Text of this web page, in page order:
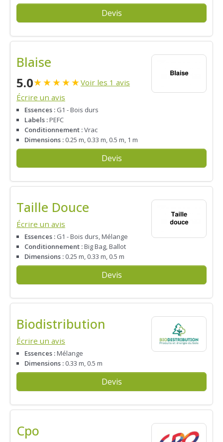
Devis
Blaise
5.0★★★★★Voir les 1 avis
Écrire un avis
Essences : G1 - Bois durs
Labels :PEFC
Conditionnement :Vrac
Dimensions : 0.25 m, 0.33 m, 0.5 m, 1 m
Devis
Taille Douce
Écrire un avis
Essences : G1 - Bois durs, Mélange
Conditionnement :Big Bag, Ballot
Dimensions : 0.25 m, 0.33 m, 0.5 m
Devis
Biodistribution
Écrire un avis
Essences :Mélange
Dimensions : 0.33 m, 0.5 m
Devis
Cpo